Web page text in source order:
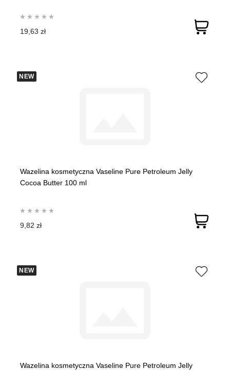
19,63 zł
NEW
Wazelina kosmetyczna Vaseline Pure Petroleum Jelly
Cocoa Butter 100 ml
9,82 zł
NEW
Wazelina kosmetyczna Vaseline Pure Petroleum Jelly